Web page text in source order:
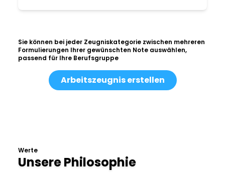
Sie können bei jeder Zeugniskategorie zwischen mehreren
Formulierungen Ihrer gewünschten Note auswählen,
passend für Ihre Berufsgruppe
Arbeitszeugnis erstellen
Werte
Unsere Philosophie